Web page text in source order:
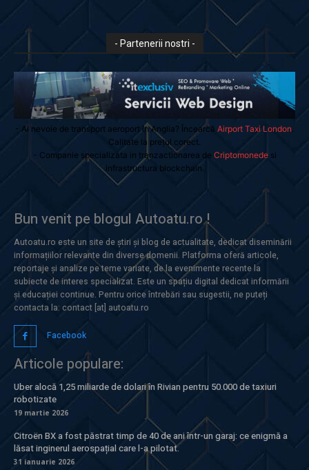
- Partenerii nostri -
- Ai nevoie de transport aeroport in Anglia? Încearcă Airport Taxi London
Calitate la prețul corect.
- Companie specializata in tranzactionarea de Criptomonedesi
infrastructura blockchain.
Bun venit pe blogul Autoatu.ro !
Autoatu.ro este un site de știri și blog de actualitate, dedicat diseminării
informațiilor relevante din diverse domenii. Platforma oferă articole,
reportaje și analize pe teme variate, de la evenimente recente la
subiecte de interes specializat. Este un spațiu digital dedicat informării
și educației continue. Pentru orice întrebări sau sugestii, ne puteți
contacta la: contact [at] autoatu.ro
Facebook
Articole populare:
Uber alocă 1,25 miliarde de dolari în Rivian pentru 50.000 de taxiuri
robotizate
19 martie 2026
Citroën BX a fost păstrat timp de 40 de ani într-un garaj: ce enigmă a
lăsat inginerul aerospațial care l-a pilotat.
31 ianuarie 2026